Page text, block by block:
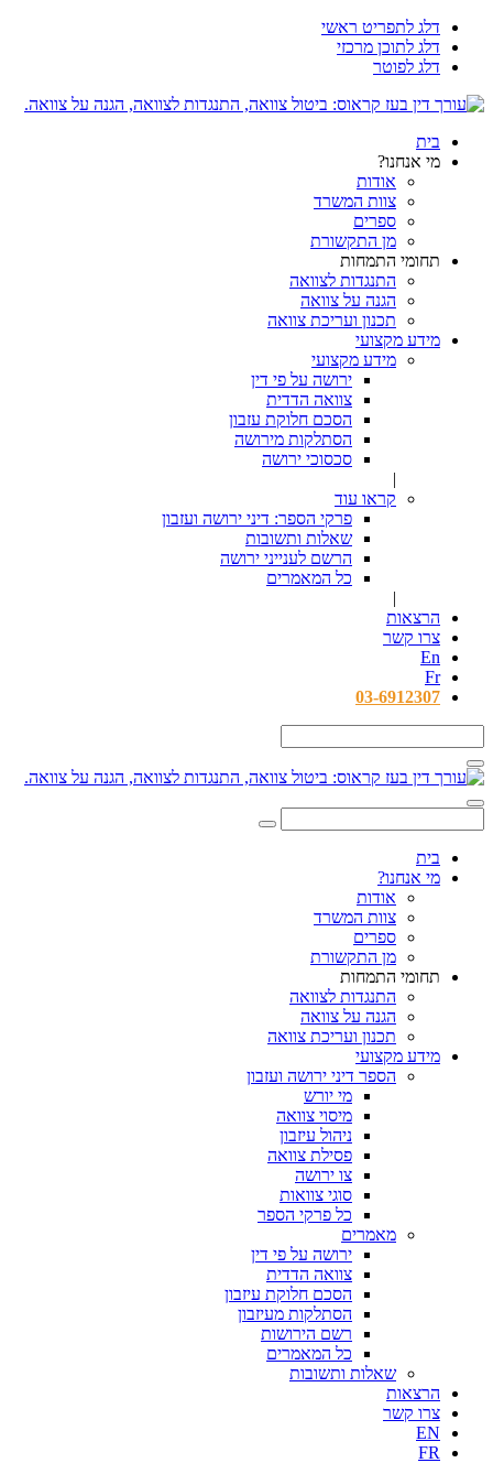
דלג לתפריט ראשי
דלג לתוכן מרכזי
דלג לפוטר
בית
מי אנחנו?
אודות
צוות המשרד
ספרים
מן התקשורת
תחומי התמחות
התנגדות לצוואה
הגנה על צוואה
תכנון ועריכת צוואה
מידע מקצועי
מידע מקצועי
ירושה על פי דין
צוואה הדדית
הסכם חלוקת עזבון
הסתלקות מירושה
סכסוכי ירושה
|
קראו עוד
פרקי הספר: דיני ירושה ועזבון
שאלות ותשובות
הרשם לענייני ירושה
כל המאמרים
|
הרצאות
צרו קשר
En
Fr
03-6912307
בית
מי אנחנו?
אודות
צוות המשרד
ספרים
מן התקשורת
תחומי התמחות
התנגדות לצוואה
הגנה על צוואה
תכנון ועריכת צוואה
מידע מקצועי
הספר דיני ירושה ועזבון
מי יורש
מיסוי צוואה
ניהול עיזבון
פסילת צוואה
צו ירושה
סוגי צוואות
כל פרקי הספר
מאמרים
ירושה על פי דין
צוואה הדדית
הסכם חלוקת עיזבון
הסתלקות מעיזבון
רשם הירושות
כל המאמרים
שאלות ותשובות
הרצאות
צרו קשר
EN
FR